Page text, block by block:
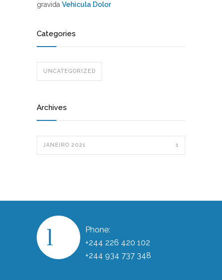
gravida Vehicula Dolor
Categories
UNCATEGORIZED
Archives
JANEIRO 2021 1
Phone:
+244 226 420 102
+244 934 737 348